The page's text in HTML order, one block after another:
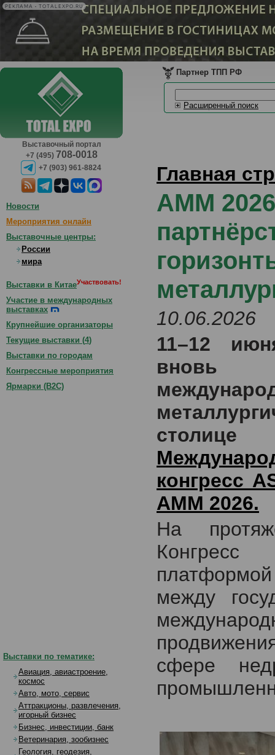
РЕКЛАМА • TOTALEXPO.RU
Выставочный портал
+7 (495) 708-0018
+7 (903) 961-8824
Партнер ТПП РФ
Расширенный поиск
Главная
AMM
10.06.2026
11–12
вновь
столице
конгресс
AMM 2026.
На
Конгресс
между
сфере
Новости
Мероприятия онлайн
Выставочные центры:
России
мира
Выставки в КитаеУчаствовать!
Участие в международных
выставках
Крупнейшие организаторы
Текущие выставки (4)
Выставки по городам
Конгрессные мероприятия
Ярмарки (B2C)
Выставки по тематике:
Авиация, авиастроение,
космос
Авто, мото, сервис
Аттракционы, развлечения,
игорный бизнес
Бизнес, инвестиции, банк
Ветеринария, зообизнес
Геология, геодезия,